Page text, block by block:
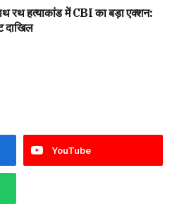
रथ हत्याकांड में CBI का बड़ा एक्शन:
दाखिल
YouTube